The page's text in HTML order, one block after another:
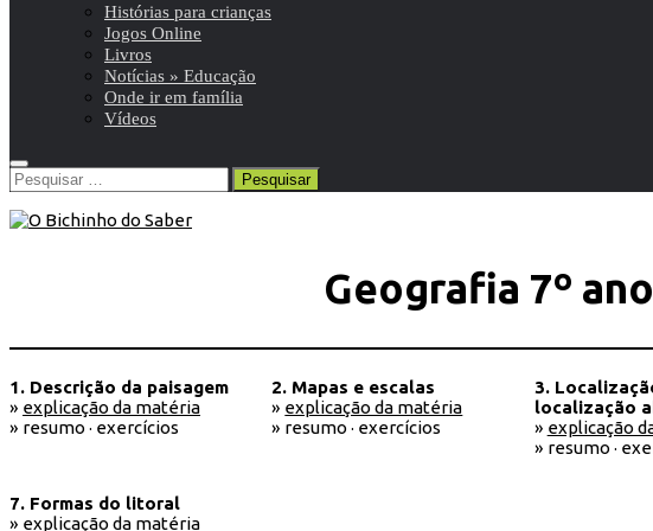
Histórias para crianças
Jogos Online
Livros
Notícias » Educação
Onde ir em família
Vídeos
Pesquisar
por:
Geografia 7º
1. Descrição da paisagem
» explicação da matéria
» resumo · exercícios
2. Mapas e escalas
» explicação da matéria
» resumo · exercícios
3.
localização
» explicação
» resumo ·
7. Formas do litoral
» explicação da matéria